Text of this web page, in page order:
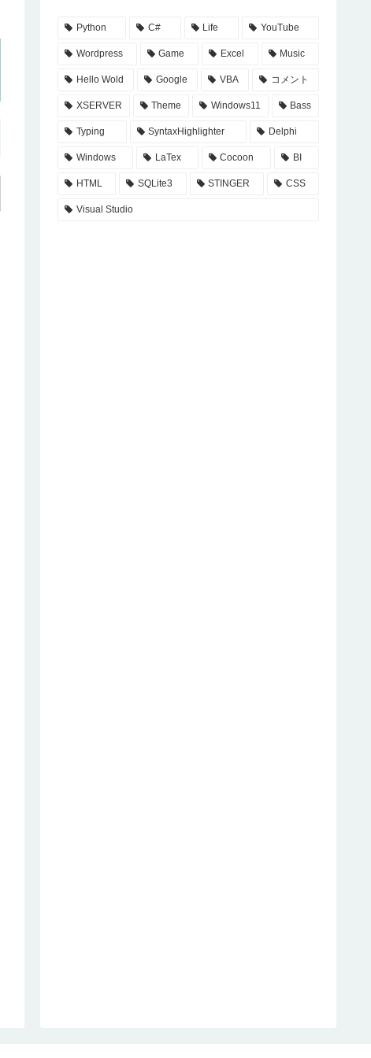
Python C# Life YouTube
Wordpress Game Excel Music
Hello Wold Google VBA コメント
XSERVER Theme Windows11 Bass
Typing SyntaxHighlighter Delphi
Windows LaTex Cocoon BI
HTML SQLite3 STINGER CSS
Visual Studio